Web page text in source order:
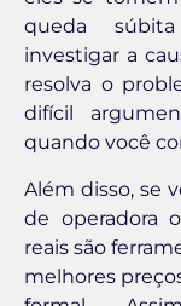
queda
investigar a
resolva o
difícil
quando você
Além disso, se
de operadora
reais são
melhores